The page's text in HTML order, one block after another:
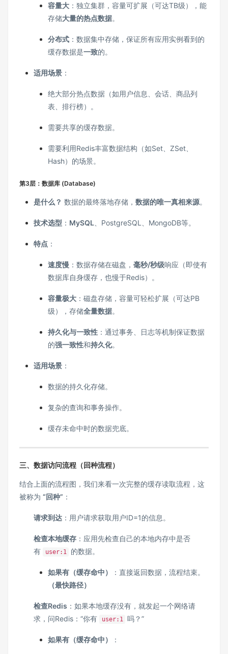
容量大 ：独立集群，容量可扩展（可达TB级），能
存储大量的热点数据。
分布式 ：数据集中存储，保证所有应用实例看到的
缓存数据是一致的。
适用场景 ：
绝大部分热点数据（如用户信息、会话、商品列
表、排行榜）。
需要共享的缓存数据。
需要利用Redis丰富数据结构（如Set、ZSet、
Hash）的场景。
第3层：数据库 (Database)
是什么？ 数据的最终落地存储， 数据的唯一真相来源。
技术选型 ： MySQL 、PostgreSQL、MongoDB等。
特点 ：
速度慢 ：数据存储在磁盘， 毫秒/秒级响应（即使有
数据库自身缓存，也慢于Redis）。
容量极大 ：磁盘存储，容量可轻松扩展（可达PB
级），存储全量数据。
持久化与一致性 ：通过事务、日志等机制保证数据
的强一致性和持久化。
适用场景 ：
数据的持久化存储。
复杂的查询和事务操作。
缓存未命中时的数据兜底。
三、数据访问流程（回种流程）
结合上面的流程图，我们来看一次完整的缓存读取流程，这
被称为 “回种” ：
请求到达 ：用户请求获取用户ID=1的信息。
检查本地缓存 ：应用先检查自己的本地内存中是否
有
user:1 的数据。
如果有（缓存命中）
：直接返回数据，流程结束。
（最快路径）
检查Redis ：如果本地缓存没有，就发起一个网络请
求，问Redis：“你有
user:1 吗？”
如果有（缓存命中） ：